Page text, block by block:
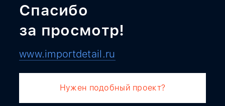
Спасибо
за просмотр!
www.importdetail.ru
Нужен подобный проект?